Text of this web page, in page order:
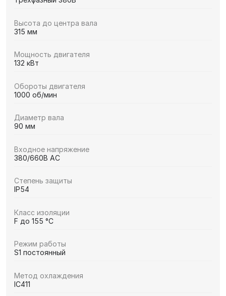
Высота до центра вала
315 мм
Мощность двигателя
132 кВт
Обороты двигателя
1000 об/мин
Диаметр вала
90 мм
Входное напряжение
380/660В AC
Степень защиты
IP54
Класс изоляции
F до 155 °C
Режим работы
S1 постоянный
Метод охлаждения
IC411